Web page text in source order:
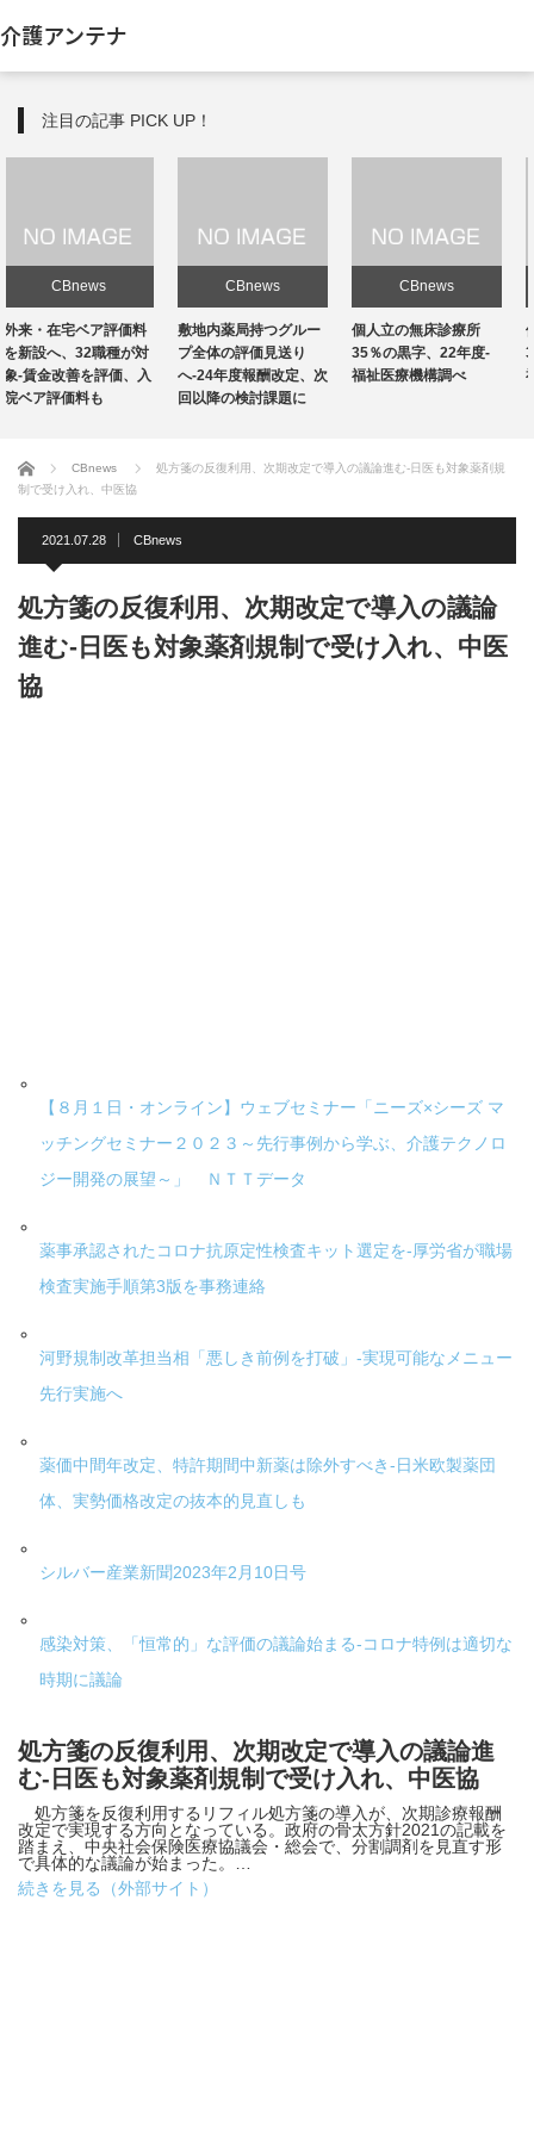
介護アンテナ
注目の記事 PICK UP！
CBnews
敷地内薬局持つグルー
プ全体の評価見送り
へ-24年度報酬改定、次
回以降の検討課題に
CBnews
個人立の無床診療所
35％の黒字、22年度-
福祉医療機構調べ
CBnews
個人立の無床診療所
35％の黒字、22年度-
福祉医療機構調べ
ホーム CBnews
処方箋の反復利用、次期改定で導入の議論進む-日医も対象薬剤規
制で受け入れ、中医協
2021.07.28 CBnews
処方箋の反復利用、次期改定で導入の議論
進む-日医も対象薬剤規制で受け入れ、中医
協
【８月１日・オンライン】ウェブセミナー「ニーズ×シーズ マ
ッチングセミナー２０２３～先行事例から学ぶ、介護テクノロ
ジー開発の展望～」 ＮＴＴデータ
薬事承認されたコロナ抗原定性検査キット選定を-厚労省が職場
検査実施手順第3版を事務連絡
河野規制改革担当相「悪しき前例を打破」-実現可能なメニュー
先行実施へ
薬価中間年改定、特許期間中新薬は除外すべき-日米欧製薬団
体、実勢価格改定の抜本的見直しも
シルバー産業新聞2023年2月10日号
感染対策、「恒常的」な評価の議論始まる-コロナ特例は適切な
時期に議論
処方箋の反復利用、次期改定で導入の議論進
む-日医も対象薬剤規制で受け入れ、中医協
処方箋を反復利用するリフィル処方箋の導入が、次期診療報酬
改定で実現する方向となっている。政府の骨太方針2021の記載を
踏まえ、中央社会保険医療協議会・総会で、分割調剤を見直す形
で具体的な議論が始まった。…
続きを見る（外部サイト）